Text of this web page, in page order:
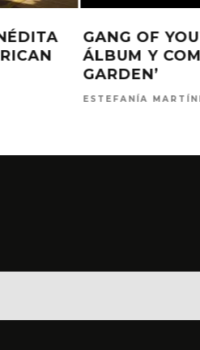
NUEVO
‘TEND THE
2021
GANG
NUEVA
HIMSELF’
ESTEFANÍA